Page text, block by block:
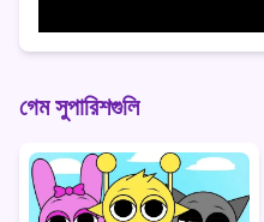
গেম সুপারিশগুলি